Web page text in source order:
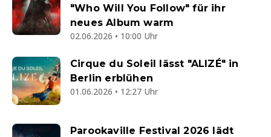
"Who Will You Follow" für ihr
neues Album warm
02.06.2026 • 10:00 Uhr
Cirque du Soleil lässt "ALIZÉ" in
Berlin erblühen
01.06.2026 • 12:27 Uhr
Parookaville Festival 2026 lädt